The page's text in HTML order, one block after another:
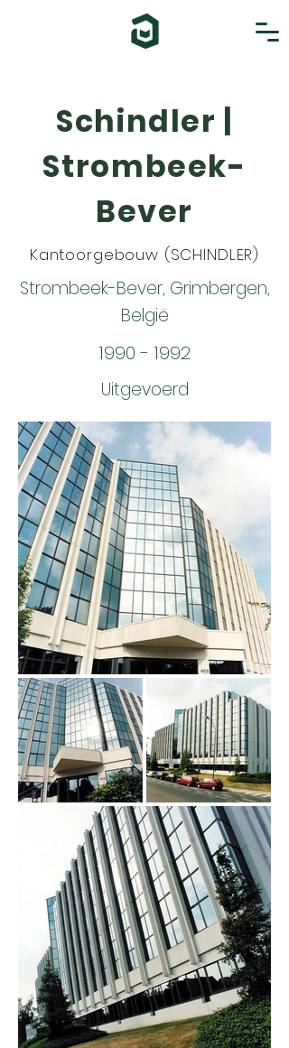
Schindler |
Strombeek-
Bever
Kantoorgebouw (SCHINDLER)
Strombeek-Bever, Grimbergen,
België
1990 - 1992
Uitgevoerd